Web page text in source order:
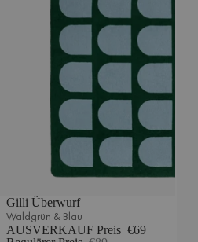
Gilli Überwurf
Waldgrün & Blau
AUSVERKAUF Preis €69